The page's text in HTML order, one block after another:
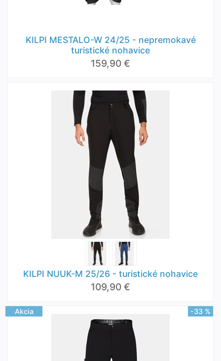
KILPI MESTALO-W 24/25 - nepremokavé
turistické nohavice
159,90 €
KILPI NUUK-M 25/26 - turistické nohavice
109,90 €
Akcia -33 %